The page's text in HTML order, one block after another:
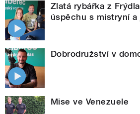
Zlatá rybářka z
úspěchu s mistryní
Dobrodružství v
Mise ve Venezuele